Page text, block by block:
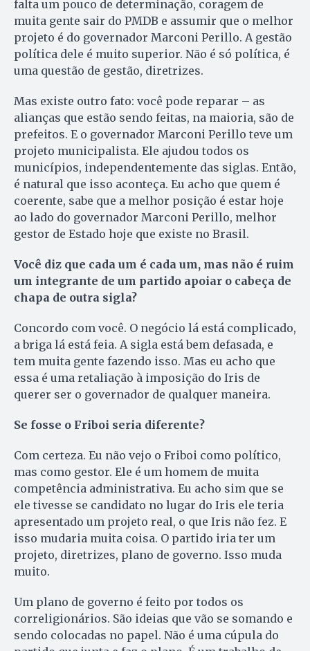
falta um pouco de determinação, coragem de
muita gente sair do PMDB e assumir que o melhor
projeto é do governador Marconi Perillo. A gestão
política dele é muito superior. Não é só política, é
uma questão de gestão, diretrizes.
Mas existe outro fato: você pode reparar – as
alianças que estão sendo feitas, na maioria, são de
prefeitos. E o governador Marconi Perillo teve um
projeto municipalista. Ele ajudou todos os
municípios, independentemente das siglas. Então,
é natural que isso aconteça. Eu acho que quem é
coerente, sabe que a melhor posição é estar hoje
ao lado do governador Marconi Perillo, melhor
gestor de Estado hoje que existe no Brasil.
Você diz que cada um é cada um, mas não é ruim
um integrante de um partido apoiar o cabeça de
chapa de outra sigla?
Concordo com você. O negócio lá está complicado,
a briga lá está feia. A sigla está bem defasada, e
tem muita gente fazendo isso. Mas eu acho que
essa é uma retaliação à imposição do Iris de
querer ser o governador de qualquer maneira.
Se fosse o Friboi seria diferente?
Com certeza. Eu não vejo o Friboi como político,
mas como gestor. Ele é um homem de muita
competência administrativa. Eu acho sim que se
ele tivesse se candidato no lugar do Iris ele teria
apresentado um projeto real, o que Iris não fez. E
isso mudaria muita coisa. O partido iria ter um
projeto, diretrizes, plano de governo. Isso muda
muito.
Um plano de governo é feito por todos os
correligionários. São ideias que vão se somando e
sendo colocadas no papel. Não é uma cúpula do